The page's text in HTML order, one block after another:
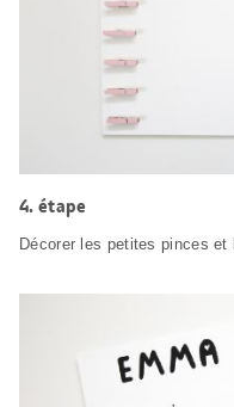
étape
Décorer les petites pinces et